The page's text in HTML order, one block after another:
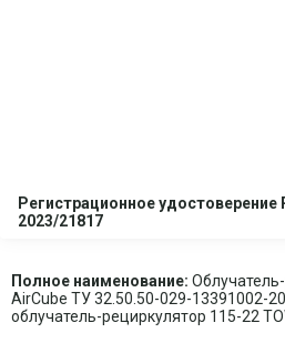
Регистрационное удостоверение
2023/21817
Полное наименование:
AirCube ТУ 32.50.50-029-13391002-
облучатель-рециркулятор 115-22